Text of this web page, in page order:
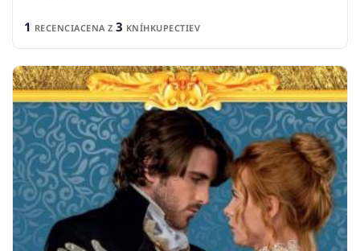
1 RECENCIACENA Z 3 KNÍHKUPECTIEV